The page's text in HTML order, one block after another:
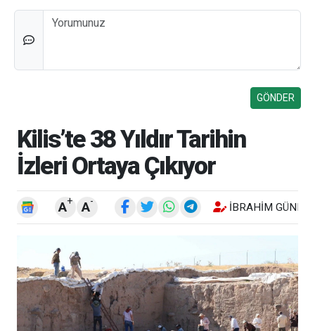
Düşünceleriniz
Kilis’te 38 Yıldır Tarihin
İzleri Ortaya Çıkıyor
A+ A- İBRAHIM GÜNEŞ